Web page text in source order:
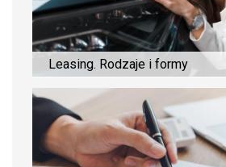
Leasing. Rodzaje i formy